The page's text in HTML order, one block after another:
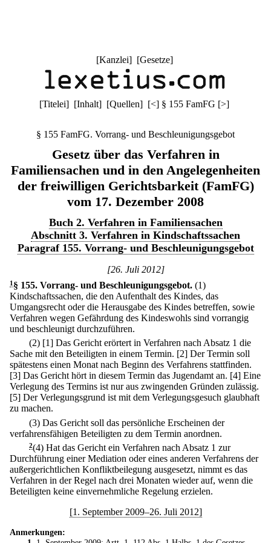
[Kanzlei] [Gesetze]
[Titelei] [Inhalt] [Quellen] [<] § 155 FamFG [>]
§ 155 FamFG. Vorrang- und Beschleunigungsgebot
Gesetz über das Verfahren in
Familiensachen und in den Angelegenheiten
der freiwilligen Gerichtsbarkeit (FamFG)
vom 17. Dezember 2008
Buch 2. Verfahren in Familiensachen
Abschnitt 3. Verfahren in Kindschaftssachen
Paragraf 155. Vorrang- und Beschleunigungsgebot
[26. Juli 2012]
1 § 155. Vorrang- und Beschleunigungsgebot. (1)
Kindschaftssachen, die den Aufenthalt des Kindes, das
Umgangsrecht oder die Herausgabe des Kindes betreffen, sowie
Verfahren wegen Gefährdung des Kindeswohls sind vorrangig
und beschleunigt durchzuführen.
(2) [1] Das Gericht erörtert in Verfahren nach Absatz 1 die
Sache mit den Beteiligten in einem Termin. [2] Der Termin soll
spätestens einen Monat nach Beginn des Verfahrens stattfinden.
[3] Das Gericht hört in diesem Termin das Jugendamt an. [4] Eine
Verlegung des Termins ist nur aus zwingenden Gründen zulässig.
[5] Der Verlegungsgrund ist mit dem Verlegungsgesuch glaubhaft
zu machen.
(3) Das Gericht soll das persönliche Erscheinen der
verfahrensfähigen Beteiligten zu dem Termin anordnen.
2(4) Hat das Gericht ein Verfahren nach Absatz 1 zur
Durchführung einer Mediation oder eines anderen Verfahrens der
außergerichtlichen Konfliktbeilegung ausgesetzt, nimmt es das
Verfahren in der Regel nach drei Monaten wieder auf, wenn die
Beteiligten keine einvernehmliche Regelung erzielen.
[1. September 2009–26. Juli 2012]
Anmerkungen: